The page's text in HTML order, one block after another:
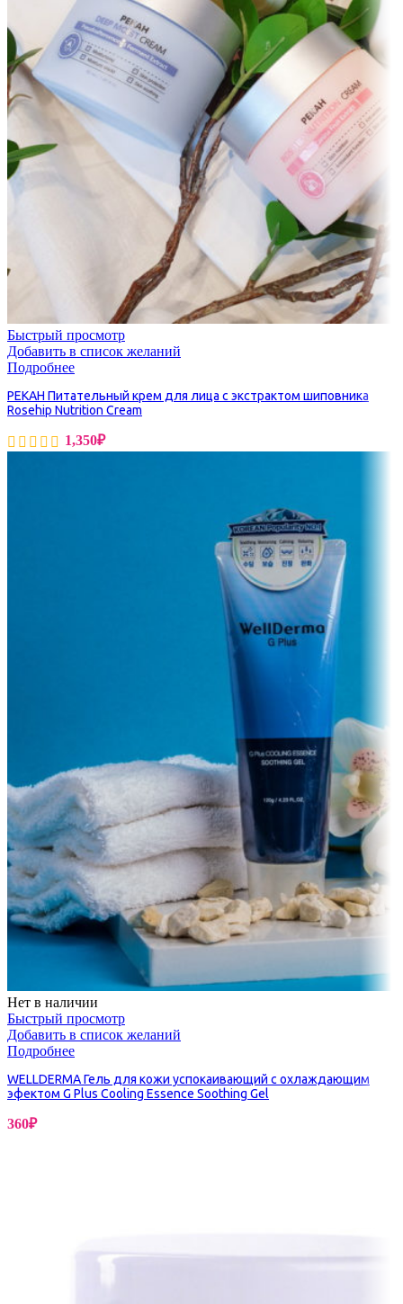
Быстрый просмотр
Добавить в список желаний
Подробнее
PEKAH Питательный крем для лица с экстрактом шиповника
Rosehip Nutrition Cream
1,350₽
Нет в наличии
Быстрый просмотр
Добавить в список желаний
Подробнее
WELLDERMA Гель для кожи успокаивающий с охлаждающим
эфектом G Plus Cooling Essence Soothing Gel
360₽